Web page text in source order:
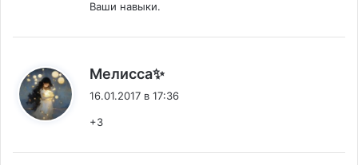
Ваши навыки.
Мелисса✨
16.01.2017 в 17:36
+3